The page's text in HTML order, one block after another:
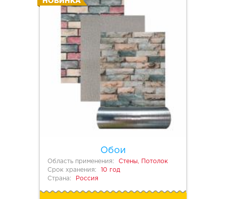
Обои
Область применения:
Стены, Потолок
Срок хранения:
10 год
Страна:
Россия